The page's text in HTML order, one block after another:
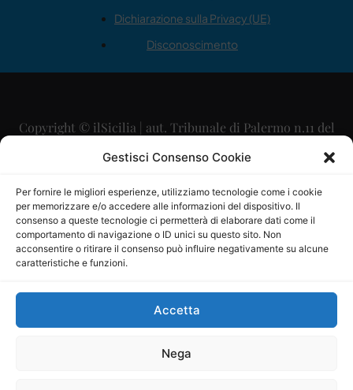
Gestisci Consenso Cookie
Per fornire le migliori esperienze, utilizziamo tecnologie come i cookie
per memorizzare e/o accedere alle informazioni del dispositivo. Il
consenso a queste tecnologie ci permetterà di elaborare dati come il
comportamento di navigazione o ID unici su questo sito. Non
acconsentire o ritirare il consenso può influire negativamente su alcune
caratteristiche e funzioni.
Accetta
Nega
Dichiarazione sulla Privacy (UE)
Disconoscimento
Copyright © ilSicilia | aut. Tribunale di Palermo n.11 del
29/09/2015
Direttore Editoriale: Maurizio Scaglione
Direttore Responsabile: Maria Calabrese
P.IVA: 06334930820
Mercurio Comunicazione Società Cooperativa a r.l. è
iscritta al Registro degli Operatori di Comunicazione al